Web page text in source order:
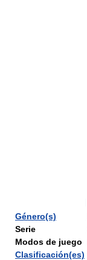
Género(s)
Serie
Modos de juego
Clasificación(es)